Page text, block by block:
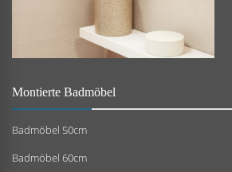
Montierte Badmöbel
Badmöbel 50cm
Badmöbel 60cm